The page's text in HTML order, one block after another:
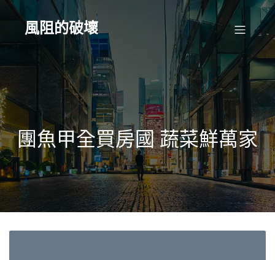
Skip
content風阻的破壞
團魚甲全買房國 蔬菜鮮萬家